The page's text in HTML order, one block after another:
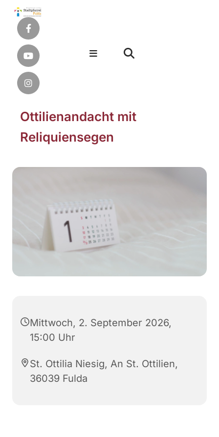
Ottilienandacht mit
Reliquiensegen
Mittwoch, 2. September 2026,
15:00 Uhr
St. Ottilia Niesig, An St. Ottilien,
36039 Fulda